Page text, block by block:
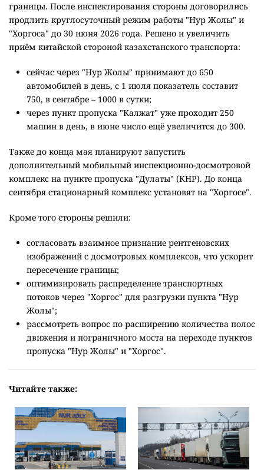
границы. После инспектирования стороны договорились
продлить круглосуточный режим работы "Нур Жолы" и
"Хоргоса" до 30 июня 2026 года. Решено и увеличить
приём китайской стороной казахстанского транспорта:
сейчас через "Нур Жолы" принимают до 650
автомобилей в день, с 1 июля показатель составит
750, в сентябре – 1000 в сутки;
через пункт пропуска "Калжат" уже проходит 250
машин в день, в июне число ещё увеличится до 300.
Также до конца мая планируют запустить
дополнительный мобильный инспекционно-досмотровой
комплекс на пункте пропуска "Дулаты" (КНР). До конца
сентября стационарный комплекс установят на "Хоргосе".
Кроме того стороны решили:
согласовать взаимное признание рентгеновских
изображений с досмотровых комплексов, что ускорит
пересечение границы;
оптимизировать распределение транспортных
потоков через "Хоргос" для разгрузки пункта "Нур
Жолы";
рассмотреть вопрос по расширению количества полос
движения и пограничного моста на переходе пунктов
пропуска "Нур Жолы" и "Хоргос".
Читайте также: